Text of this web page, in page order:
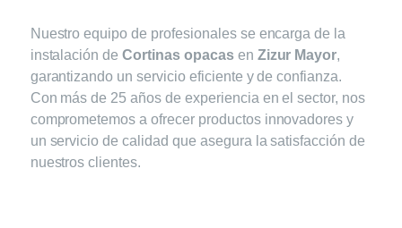
Nuestro equipo de profesionales se encarga de la
instalación deCortinas opacasen Zizur Mayor,
garantizando un servicio eficiente y de confianza.
Con más de 25 años de experiencia en el sector, nos
comprometemos a ofrecer productos innovadores y
un servicio de calidad que asegura la satisfacción de
nuestros clientes.